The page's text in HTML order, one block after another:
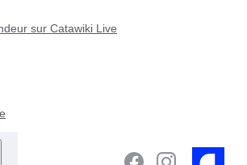
sur Catawiki Live